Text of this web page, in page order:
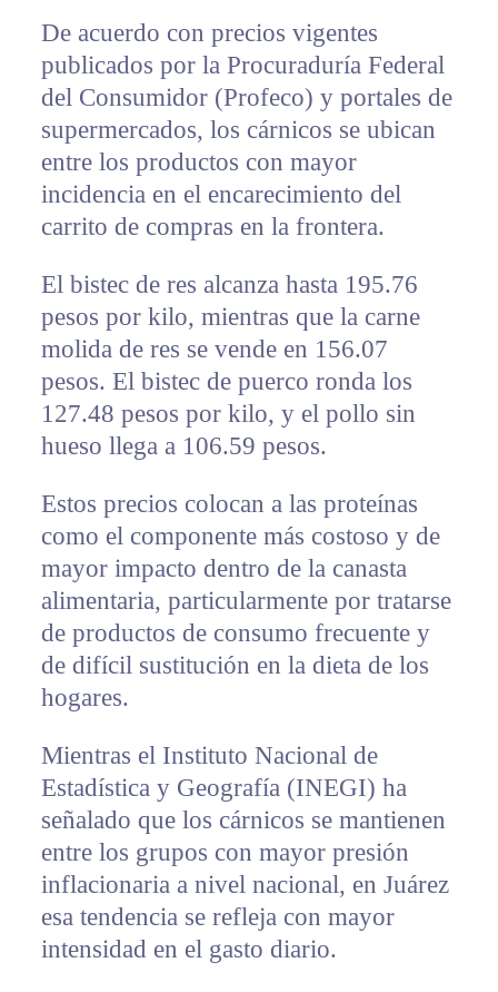
De acuerdo con precios vigentes
publicados por la Procuraduría Federal
del Consumidor (Profeco) y portales de
supermercados, los cárnicos se ubican
entre los productos con mayor
incidencia en el encarecimiento del
carrito de compras en la frontera.
El bistec de res alcanza hasta 195.76
pesos por kilo, mientras que la carne
molida de res se vende en 156.07
pesos. El bistec de puerco ronda los
127.48 pesos por kilo, y el pollo sin
hueso llega a 106.59 pesos.
Estos precios colocan a las proteínas
como el componente más costoso y de
mayor impacto dentro de la canasta
alimentaria, particularmente por tratarse
de productos de consumo frecuente y
de difícil sustitución en la dieta de los
hogares.
Mientras el Instituto Nacional de
Estadística y Geografía (INEGI) ha
señalado que los cárnicos se mantienen
entre los grupos con mayor presión
inflacionaria a nivel nacional, en Juárez
esa tendencia se refleja con mayor
intensidad en el gasto diario.